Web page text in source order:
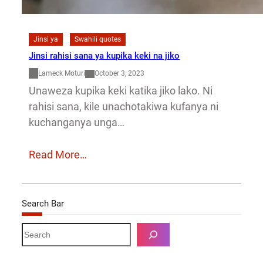
Jinsi ya Swahili quotes
Jinsi rahisi sana ya kupika keki na jiko
Lameck Moturi October 3, 2023
Unaweza kupika keki katika jiko lako. Ni
rahisi sana, kile unachotakiwa kufanya ni
kuchanganya unga…
Read More…
Search Bar
e